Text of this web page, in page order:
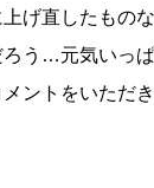
上げ直したもの
う…元気いっ
メントをいただ